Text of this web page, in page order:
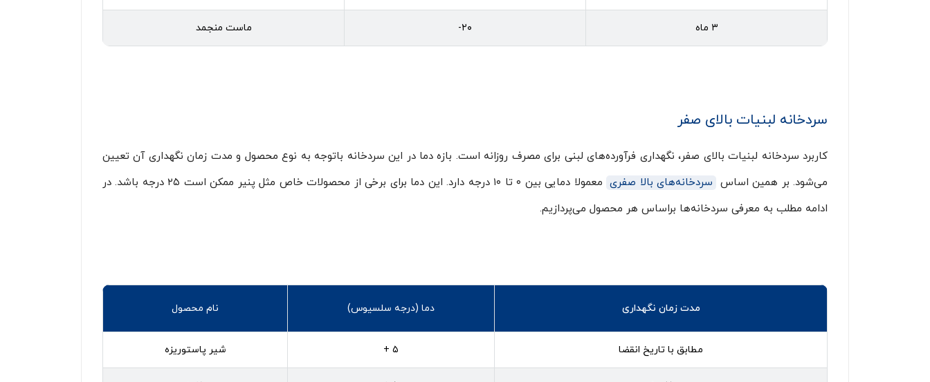
۳ ماه ۲۰- ماست منجمد
سردخانه لبنیات بالای صفر
کاربرد سردخانه لبنیات بالای صفر، نگهداری فرآورده‌های لبنی برای مصرف روزانه است. بازه دما در این سردخانه باتوجه به نوع محصول و مدت زمان نگهداری آن تعیین
می‌شود. بر همین اساس سردخانه‌های بالا صفری
معمولا دمایی بین ۰ تا ۱۰ درجه دارد. این دما برای برخی از محصولات خاص مثل پنیر ممکن است ۲۵ درجه باشد. در
ادامه مطلب به معرفی سردخانه‌ها براساس هر محصول می‌پردازیم.
مدت زمان نگهداری دما (درجه سلسیوس) نام محصول
مطابق با تاریخ انقضا ۵ + شیر پاستوریزه